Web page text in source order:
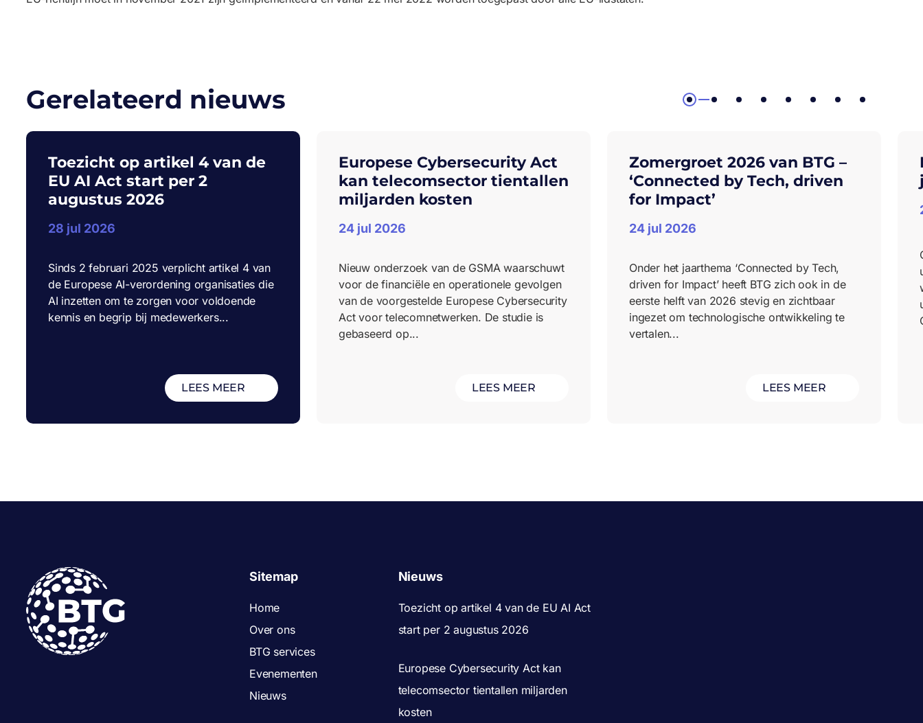
Gerelateerd nieuws 1 2 3 4 5 6 7 8
Toezicht op artikel 4 van de
EU AI Act start per 2
augustus 2026
28 jul 2026
Sinds 2 februari 2025 verplicht artikel 4 van
de Europese AI-verordening organisaties die
AI inzetten om te zorgen voor voldoende
kennis en begrip bij medewerkers...
LEES MEER
Europese Cybersecurity Act
kan telecomsector tientallen
miljarden kosten
24 jul 2026
Nieuw onderzoek van de GSMA waarschuwt
voor de financiële en operationele gevolgen
van de voorgestelde Europese Cybersecurity
Act voor telecomnetwerken. De studie is
gebaseerd op...
LEES MEER
Zomergroet 2026 van BTG –
‘Connected by Tech, driven
for Impact’
24 jul 2026
Onder het jaarthema ‘Connected by Tech,
driven for Impact’ heeft BTG zich ook in de
eerste helft van 2026 stevig en zichtbaar
ingezet om technologische ontwikkeling te
vertalen...
LEES MEER
Sitemap
Home
Over ons
BTG services
Evenementen
Nieuws
Nieuws
Toezicht op artikel 4 van de EU AI Act
start per 2 augustus 2026
Europese Cybersecurity Act kan
telecomsector tientallen miljarden
kosten